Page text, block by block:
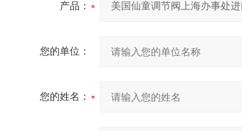
产品：
您的单位：
您的姓名：